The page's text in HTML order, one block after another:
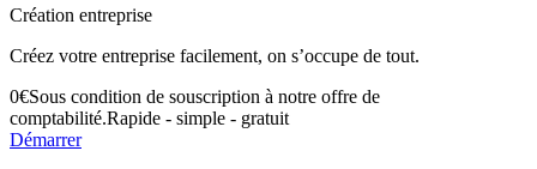
Création entreprise
Créez votre entreprise facilement, on s’occupe de tout.
0€Sous condition de souscription à notre offre de
comptabilité.Rapide - simple - gratuit
Démarrer